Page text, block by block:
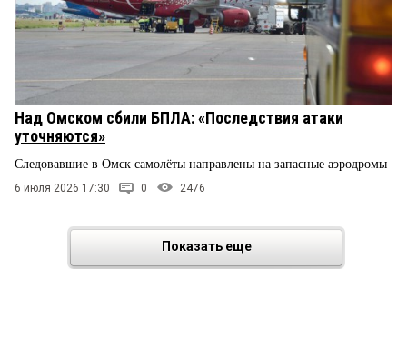
Над Омском сбили БПЛА: «Последствия атаки
уточняются»
Следовавшие в Омск самолёты направлены на запасные аэродромы
6 июля 2026 17:30 0 2476
Показать еще